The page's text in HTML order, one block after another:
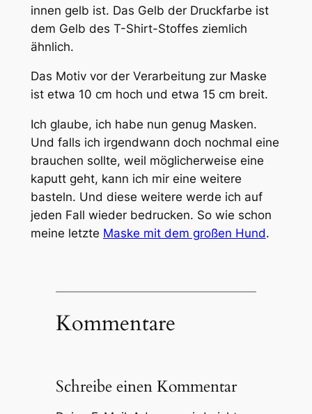
innen gelb ist. Das Gelb der Druckfarbe ist
dem Gelb des T-Shirt-Stoffes ziemlich
ähnlich.
Das Motiv vor der Verarbeitung zur Maske
ist etwa 10 cm hoch und etwa 15 cm breit.
Ich glaube, ich habe nun genug Masken.
Und falls ich irgendwann doch nochmal eine
brauchen sollte, weil möglicherweise eine
kaputt geht, kann ich mir eine weitere
basteln. Und diese weitere werde ich auf
jeden Fall wieder bedrucken. So wie schon
meine letzte Maske mit dem großen Hund.
Kommentare
Schreibe einen Kommentar